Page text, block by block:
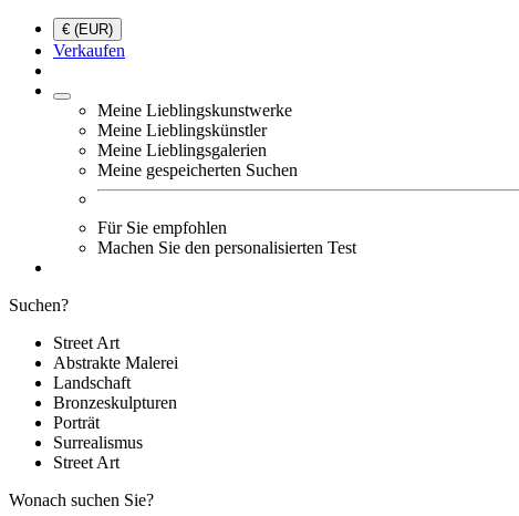
€ (EUR)
Verkaufen
Meine Lieblingskunstwerke
Meine Lieblingskünstler
Meine Lieblingsgalerien
Meine gespeicherten Suchen
Für Sie empfohlen
Machen Sie den personalisierten Test
Suchen?
Street Art
Abstrakte Malerei
Landschaft
Bronzeskulpturen
Porträt
Surrealismus
Street Art
Wonach suchen Sie?